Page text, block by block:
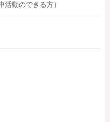
動のできる方）